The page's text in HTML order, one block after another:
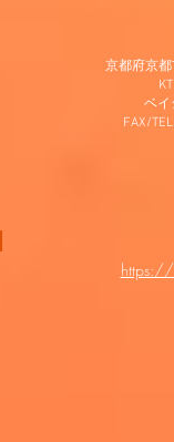
京都府京
ベイ
FAX/
https://